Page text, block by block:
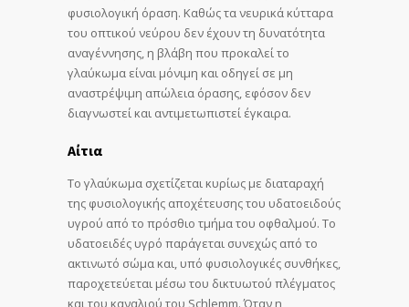
φυσιολογική όραση. Καθώς τα νευρικά κύτταρα
του οπτικού νεύρου δεν έχουν τη δυνατότητα
αναγέννησης, η βλάβη που προκαλεί το
γλαύκωμα είναι μόνιμη και οδηγεί σε μη
αναστρέψιμη απώλεια όρασης, εφόσον δεν
διαγνωστεί και αντιμετωπιστεί έγκαιρα.
Αίτια
Το γλαύκωμα σχετίζεται κυρίως με διαταραχή
της φυσιολογικής αποχέτευσης του υδατοειδούς
υγρού από το πρόσθιο τμήμα του οφθαλμού. Το
υδατοειδές υγρό παράγεται συνεχώς από το
ακτινωτό σώμα και, υπό φυσιολογικές συνθήκες,
παροχετεύεται μέσω του δικτυωτού πλέγματος
και του καναλιού του Schlemm. Όταν η